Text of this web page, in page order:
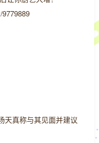
天真称与其见面并建议